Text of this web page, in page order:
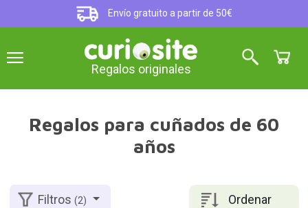
Envío gratuito a partir de 50€
Regalos originales
Regalos para cuñados de 60
años
Ordenar
Filtros(2)